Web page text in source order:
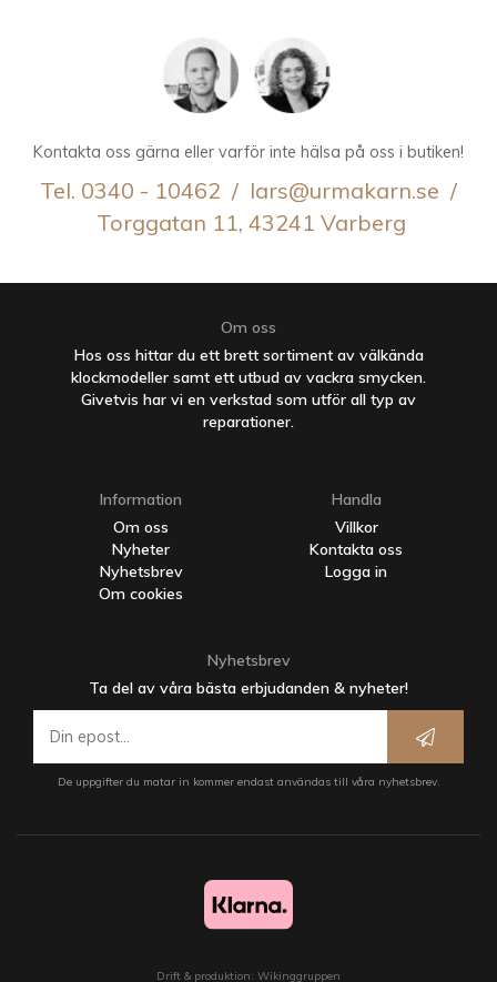
Kontakta oss gärna eller varför inte hälsa på oss i butiken!
Tel. 0340 - 10462 / lars@urmakarn.se /
Torggatan 11, 43241 Varberg
Om oss
Hos oss hittar du ett brett sortiment av välkända
klockmodeller samt ett utbud av vackra smycken.
Givetvis har vi en verkstad som utför all typ av
reparationer.
Information
Om oss
Nyheter
Nyhetsbrev
Om cookies
Handla
Villkor
Kontakta oss
Logga in
Nyhetsbrev
Ta del av våra bästa erbjudanden & nyheter!
De uppgifter du matar in kommer endast användas till våra nyhetsbrev.
Drift & produktion: Wikinggruppen